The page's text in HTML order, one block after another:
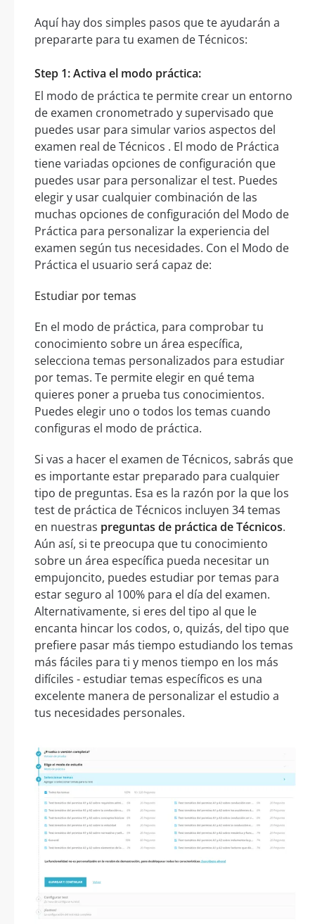
Aquí hay dos simples pasos que te ayudarán a
prepararte para tu examen de Técnicos:
Step 1: Activa el modo práctica:
El modo de práctica te permite crear un entorno
de examen cronometrado y supervisado que
puedes usar para simular varios aspectos del
examen real de Técnicos . El modo de Práctica
tiene variadas opciones de configuración que
puedes usar para personalizar el test. Puedes
elegir y usar cualquier combinación de las
muchas opciones de configuración del Modo de
Práctica para personalizar la experiencia del
examen según tus necesidades. Con el Modo de
Práctica el usuario será capaz de:
Estudiar por temas
En el modo de práctica, para comprobar tu
conocimiento sobre un área específica,
selecciona temas personalizados para estudiar
por temas. Te permite elegir en qué tema
quieres poner a prueba tus conocimientos.
Puedes elegir uno o todos los temas cuando
configuras el modo de práctica.
Si vas a hacer el examen de Técnicos, sabrás que
es importante estar preparado para cualquier
tipo de preguntas. Esa es la razón por la que los
test de práctica de Técnicos incluyen 34 temas
en nuestras preguntas de práctica de Técnicos.
Aún así, si te preocupa que tu conocimiento
sobre un área específica pueda necesitar un
empujoncito, puedes estudiar por temas para
estar seguro al 100% para el día del examen.
Alternativamente, si eres del tipo al que le
encanta hincar los codos, o, quizás, del tipo que
prefiere pasar más tiempo estudiando los temas
más fáciles para ti y menos tiempo en los más
difíciles - estudiar temas específicos es una
excelente manera de personalizar el estudio a
tus necesidades personales.